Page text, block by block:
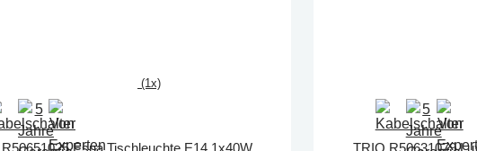
(1x)
Esna Tischleuchte E14 1x40W
TRIO R50631079